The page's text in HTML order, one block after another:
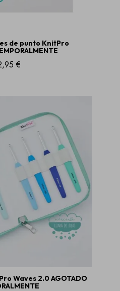
de punto KnitPro
€
Waves 2.0 AGOTADO